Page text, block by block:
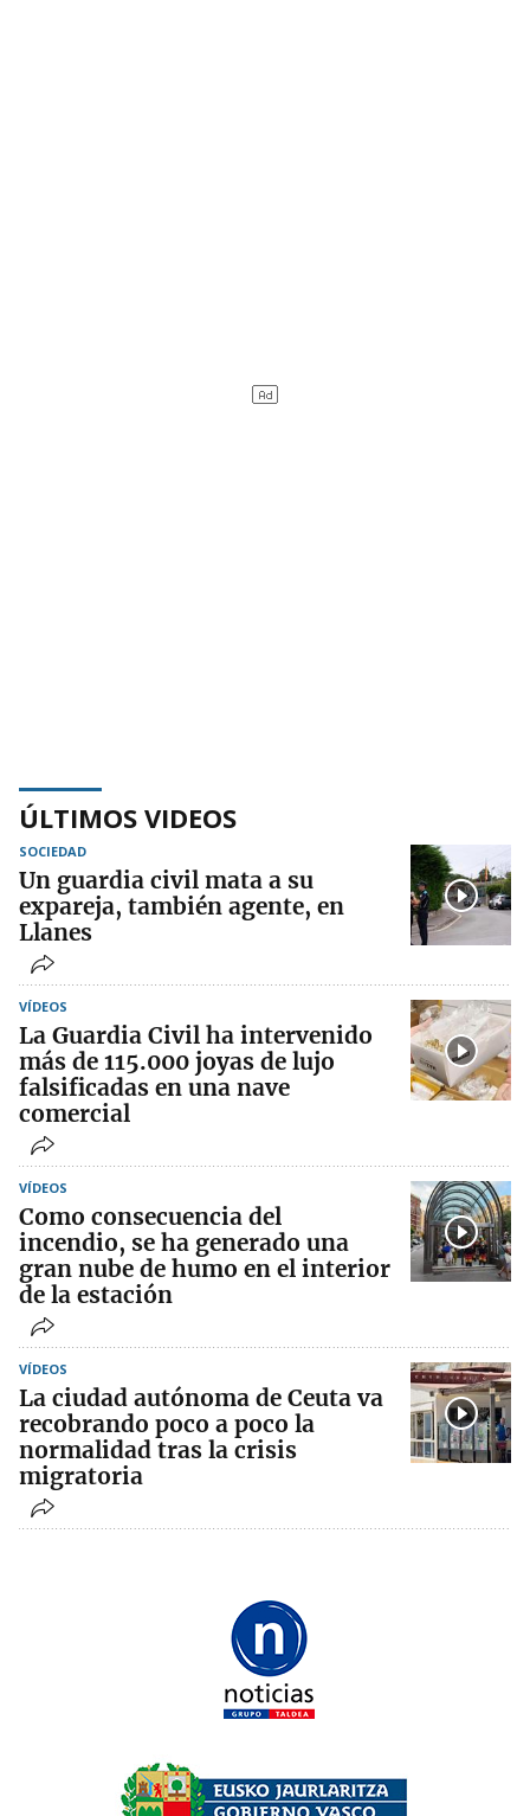
ÚLTIMOS VIDEOS
SOCIEDAD
Un guardia civil mata a su
expareja, también agente, en
Llanes
VÍDEOS
La Guardia Civil ha intervenido
más de 115.000 joyas de lujo
falsificadas en una nave
comercial
VÍDEOS
Como consecuencia del
incendio, se ha generado una
gran nube de humo en el interior
de la estación
VÍDEOS
La ciudad autónoma de Ceuta va
recobrando poco a poco la
normalidad tras la crisis
migratoria